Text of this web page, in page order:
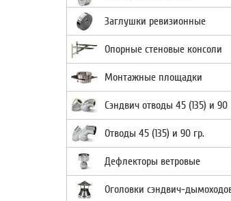
Заглушки ревизионные
Опорные стеновые консоли
Монтажные площадки
Сэндвич отводы 45 (135) и 90
Отводы 45 (135) и 90 гр.
Дефлекторы ветровые
Оголовки сэндвич-